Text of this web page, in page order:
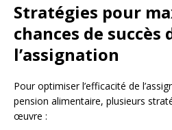
Stratégies pour
chances de succès
l’assignation
Pour optimiser l’efficacité de
pension alimentaire, plusieurs
œuvre :